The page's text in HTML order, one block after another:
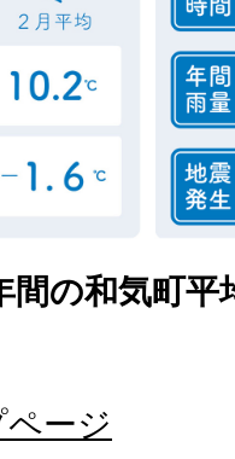
間の和気町
ージ